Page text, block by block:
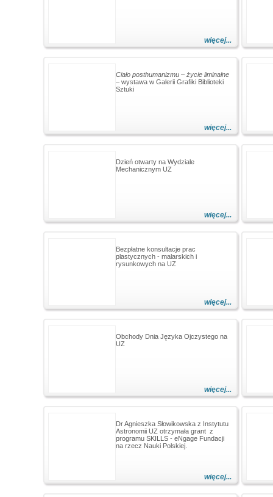
więcej...
więcej...
Ciało posthumanizmu – życie liminalne
– wystawa w Galerii Grafiki Biblioteki
Sztuki
więcej...
Dzień otwarty na Wydziale
Mechanicznym UZ
więcej...
Bezpłatne konsultacje prac
plastycznych - malarskich i
rysunkowych na UZ
więcej...
Obchody Dnia Języka Ojczystego na
UZ
więcej...
Dr Agnieszka Słowikowska z Instytutu
Astronomii UZ otrzymała grant z
programu SKILLS - eNgage Fundacji
na rzecz Nauki Polskiej.